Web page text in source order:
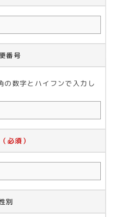
番号
数字とハイフンで入力し
（必須）
別